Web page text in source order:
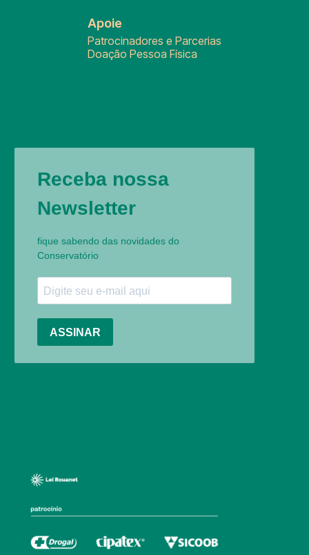
Apoie
Patrocinadores e Parcerias
Doação Pessoa Física